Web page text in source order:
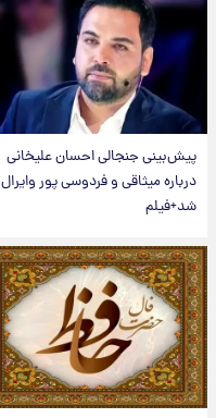
پیش‌بینی جنجالی احسان علیخانی
درباره میثاقی و فردوسی پور وایرال
شد+فیلم